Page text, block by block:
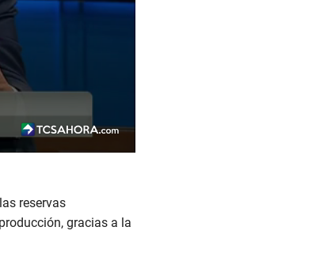
reservas
gracias a la